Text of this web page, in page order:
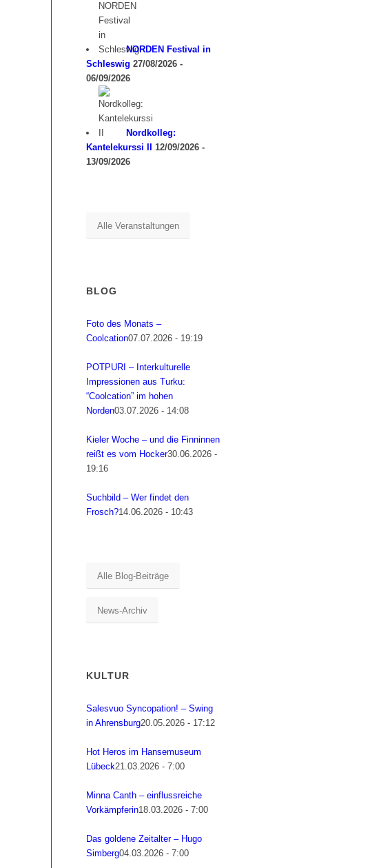
NORDEN Festival in
Schleswig 27/08/2026 -
06/09/2026
Nordkolleg:
Kantelekurssi II
12/09/2026 -
13/09/2026
Alle Veranstaltungen
BLOG
Foto des Monats –
Coolcation07.07.2026 - 19:19
POTPURI – Interkulturelle
Impressionen aus Turku:
“Coolcation” im hohen
Norden03.07.2026 - 14:08
Kieler Woche – und die Finninnen
reißt es vom Hocker30.06.2026 -
19:16
Suchbild – Wer findet den
Frosch?14.06.2026 - 10:43
Alle Blog-Beiträge
News-Archiv
KULTUR
Salesvuo Syncopation! – Swing
in Ahrensburg20.05.2026 - 17:12
Hot Heros im Hansemuseum
Lübeck21.03.2026 - 7:00
Minna Canth – einflussreiche
Vorkämpferin18.03.2026 - 7:00
Das goldene Zeitalter – Hugo
Simberg04.03.2026 - 7:00